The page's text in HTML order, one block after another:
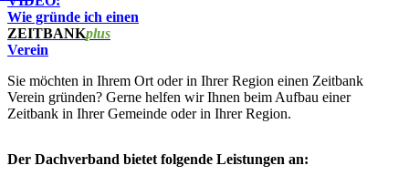
Wie gründe ich einen
ZEITBANKplus
Verein
Sie möchten in Ihrem Ort oder in Ihrer Region einen Zeitbank
Verein gründen? Gerne helfen wir Ihnen beim Aufbau einer
Zeitbank in Ihrer Gemeinde oder in Ihrer Region.
Der Dachverband bietet folgende Leistungen an: